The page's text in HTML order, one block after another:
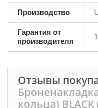
Производство
Гарантия от
производителя
Отзывы
кольца)